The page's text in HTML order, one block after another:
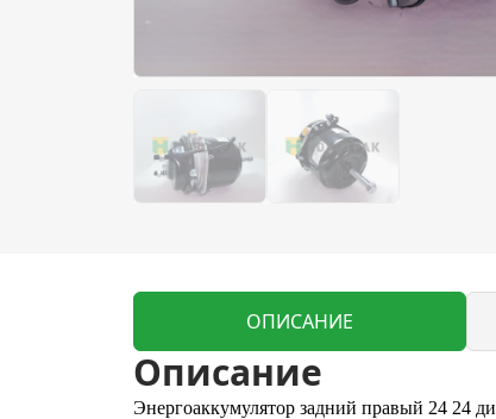
ОПИСАНИЕ
Описание
Энергоаккумулятор задний правый 24 24